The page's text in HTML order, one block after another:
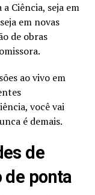
Ciência, seja em
em novas
de obras
ao vivo em
você vai
é demais.
de
de ponta